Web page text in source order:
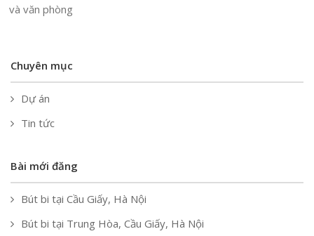
và văn phòng
Chuyên mục
Dự án
Tin tức
Bài mới đăng
Bút bi tại Cầu Giấy, Hà Nội
Bút bi tại Trung Hòa, Cầu Giấy, Hà Nội